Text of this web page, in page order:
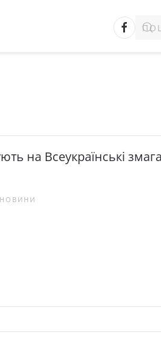
на Всеукраїнські